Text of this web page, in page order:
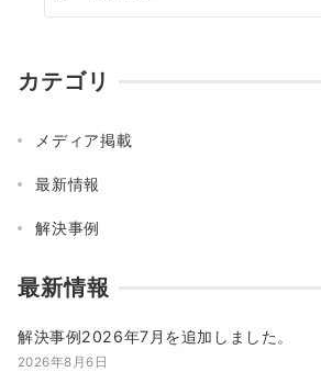
カテゴリ
メディア掲載
最新情報
解決事例
最新情報
解決事例2026年7月を追加しました。
2026年8月6日